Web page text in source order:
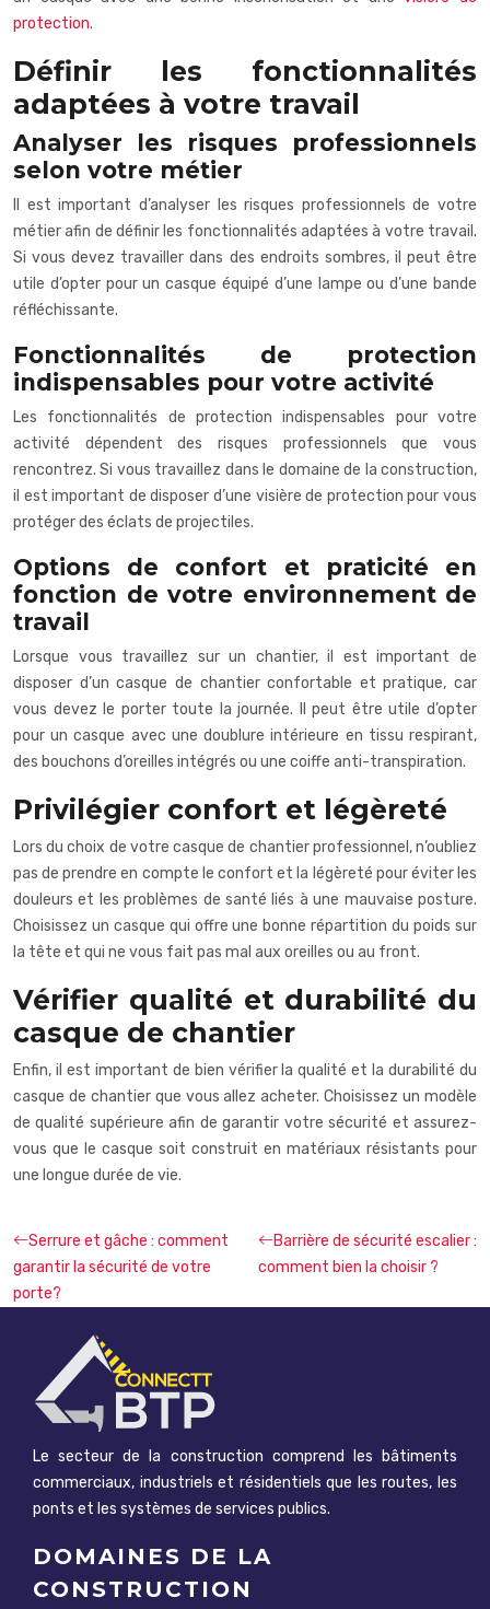
protection.
Définir les fonctionnalités
adaptées à votre travail
Analyser les risques professionnels
selon votre métier
Il est important d’analyser les risques professionnels de votre
métier afin de définir les fonctionnalités adaptées à votre travail.
Si vous devez travailler dans des endroits sombres, il peut être
utile d’opter pour un casque équipé d’une lampe ou d’une bande
réfléchissante.
Fonctionnalités de protection
indispensables pour votre activité
Les fonctionnalités de protection indispensables pour votre
activité dépendent des risques professionnels que vous
rencontrez. Si vous travaillez dans le domaine de la construction,
il est important de disposer d’une visière de protection pour vous
protéger des éclats de projectiles.
Options de confort et praticité en
fonction de votre environnement de
travail
Lorsque vous travaillez sur un chantier, il est important de
disposer d’un casque de chantier confortable et pratique, car
vous devez le porter toute la journée. Il peut être utile d’opter
pour un casque avec une doublure intérieure en tissu respirant,
des bouchons d’oreilles intégrés ou une coiffe anti-transpiration.
Privilégier confort et légèreté
Lors du choix de votre casque de chantier professionnel, n’oubliez
pas de prendre en compte le confort et la légèreté pour éviter les
douleurs et les problèmes de santé liés à une mauvaise posture.
Choisissez un casque qui offre une bonne répartition du poids sur
la tête et qui ne vous fait pas mal aux oreilles ou au front.
Vérifier qualité et durabilité du
casque de chantier
Enfin, il est important de bien vérifier la qualité et la durabilité du
casque de chantier que vous allez acheter. Choisissez un modèle
de qualité supérieure afin de garantir votre sécurité et assurez-
vous que le casque soit construit en matériaux résistants pour
une longue durée de vie.
Serrure et gâche : comment
garantir la sécurité de votre
porte?
Barrière de sécurité escalier :
comment bien la choisir ?
Le secteur de la construction comprend les bâtiments
commerciaux, industriels et résidentiels que les routes, les
ponts et les systèmes de services publics.
DOMAINES DE LA
CONSTRUCTION